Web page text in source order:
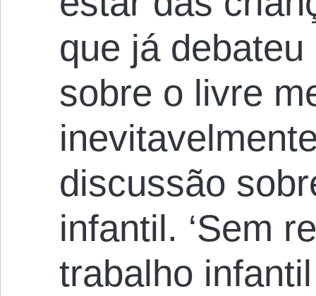
que já
sobre o livre
discussão
infantil. ‘Sem
trabalho